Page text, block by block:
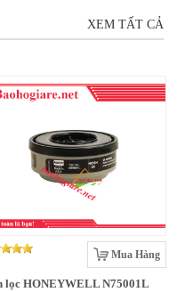
XEM TẤT CẢ
Mua Hàng
lọc HONEYWELL N75001L